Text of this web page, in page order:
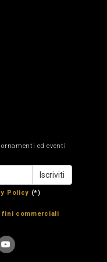
ed eventi
Policy (*)
commerciali